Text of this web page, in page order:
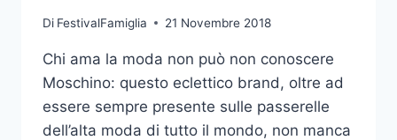
Di FestivalFamiglia 21 Novembre 2018
Chi ama la moda non può non conoscere
Moschino: questo eclettico brand, oltre ad
essere sempre presente sulle passerelle
dell’alta moda di tutto il mondo, non manca